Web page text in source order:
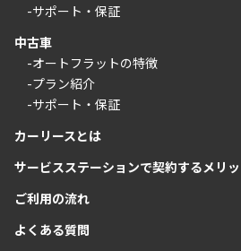
-サポート・保証
中古車
-オートフラットの特徴
-プラン紹介
-サポート・保証
カーリースとは
サービスステーションで契約するメリ
ご利用の流れ
よくある質問